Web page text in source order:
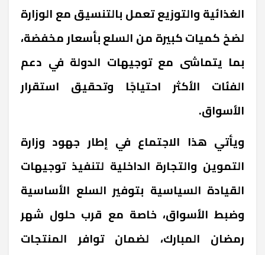
الغذائية والتوزيع تعمل بالتنسيق مع الوزارة
لضخ كميات كبيرة من السلع بأسعار مخفضة،
بما يتماشى مع توجيهات الدولة في دعم
الفئات الأكثر احتياجًا وتحقيق استقرار
الأسواق.
ويأتي هذا الاجتماع في إطار جهود وزارة
التموين والتجارة الداخلية لتنفيذ توجيهات
القيادة السياسية بتوفير السلع الأساسية
وضبط الأسواق، خاصة مع قرب حلول شهر
رمضان المبارك، لضمان توافر المنتجات